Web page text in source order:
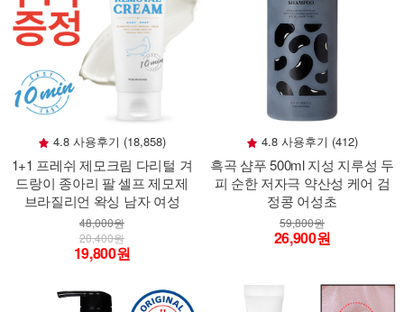
4.8 사용후기 (18,858)
1+1 프레쉬 제모크림 다리털 겨
드랑이 종아리 팔 셀프 제모제
브라질리언 왁싱 남자 여성
48,000원
20,400원
19,800원
4.8 사용후기 (412)
흑곡 샴푸 500ml 지성 지루성 두
피 순한 저자극 약산성 케어 검
정콩 어성초
59,800원
26,900원